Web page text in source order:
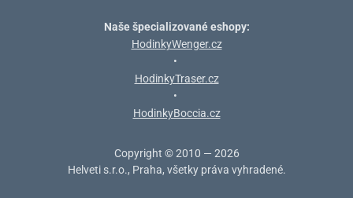
Naše špecializované eshopy:
HodinkyWenger.cz
•
HodinkyTraser.cz
•
HodinkyBoccia.cz
Copyright © 2010 — 2026
Helveti s.r.o., Praha, všetky práva vyhradené.